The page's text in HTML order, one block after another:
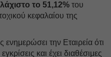
το 51,12% του
κεφαλαίου της
την Εταιρεία ότι
και έχει διαθέσιμες